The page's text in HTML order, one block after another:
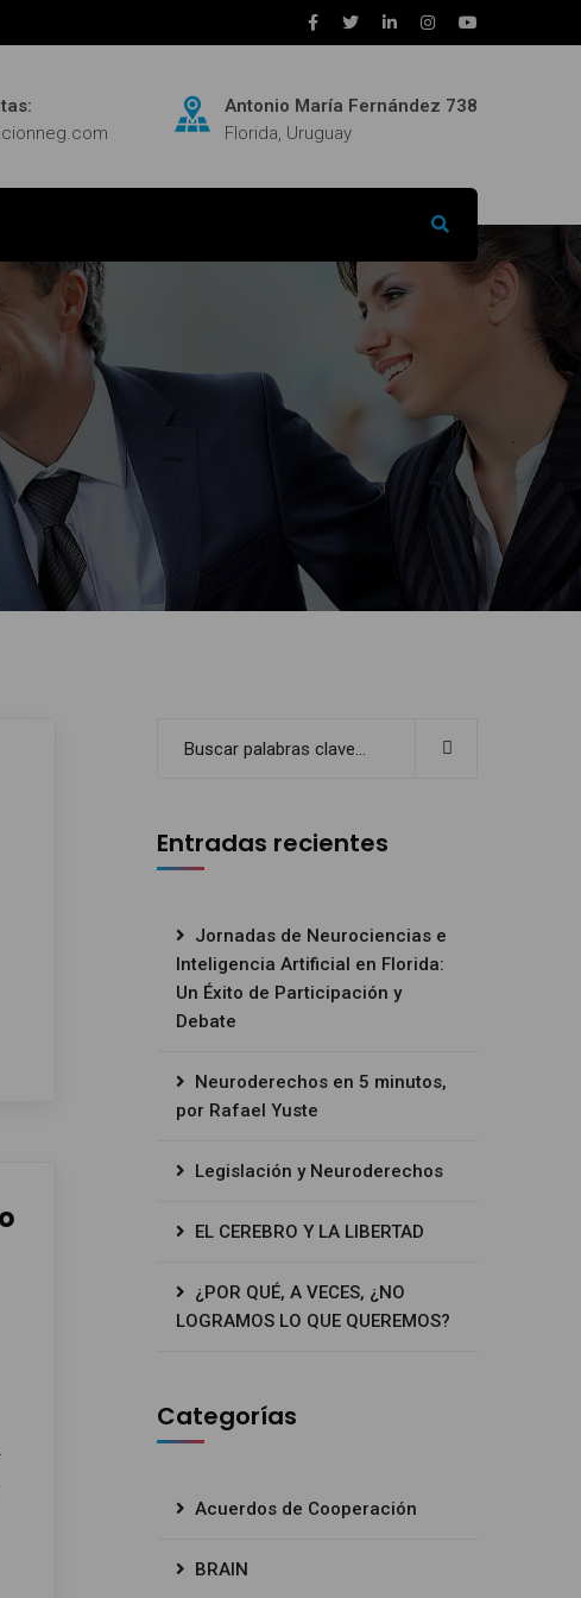
Antonio María Fernández 738
Florida, Uruguay
Entradas recientes
Jornadas de Neurociencias e
Inteligencia Artificial en Florida:
Un Éxito de Participación y
Debate
Neuroderechos en 5 minutos,
por Rafael Yuste
Legislación y Neuroderechos
EL CEREBRO Y LA LIBERTAD
¿POR QUÉ, A VECES, ¿NO
LOGRAMOS LO QUE QUEREMOS?
Categorías
Acuerdos de Cooperación
BRAIN